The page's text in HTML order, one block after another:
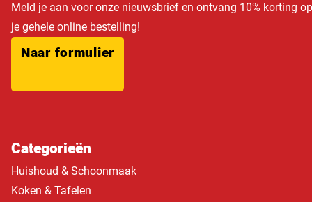
Meld je aan voor onze nieuwsbrief en ontvang 10% korting op
je gehele online bestelling!
Naar formulier
Categorieën
Huishoud & Schoonmaak
Koken & Tafelen